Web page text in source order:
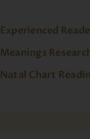
Experienced
Meanings
Natal Chart